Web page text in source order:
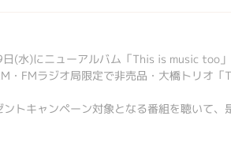
(水)にニューアルバム「This is music too」
・FMラジオ局限定で非売品・大橋トリオ
ントキャンペーン対象となる番組を聴いて、